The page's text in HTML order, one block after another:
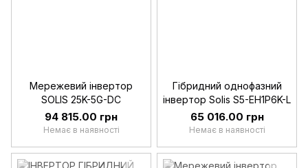
Мережевий інвертор
SOLIS 25K-5G-DC
94 815.00 грн
Немає в наявності
Гібридний однофазний
інвертор Solis S5-EH1P6K-L
65 016.00 грн
Немає в наявності